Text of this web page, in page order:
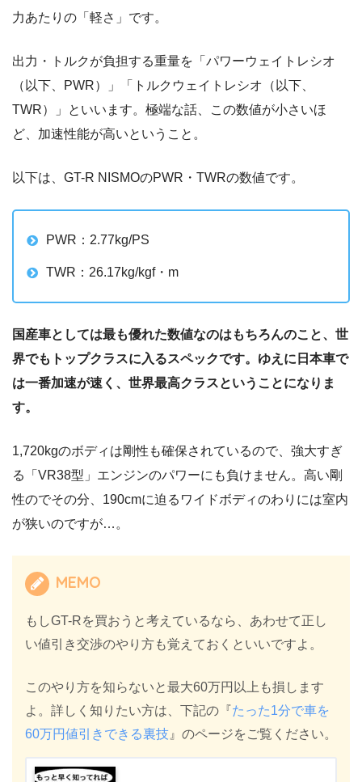
力あたりの「軽さ」です。
出力・トルクが負担する重量を「パワーウェイトレシオ
（以下、PWR）」「トルクウェイトレシオ（以下、
TWR）」といいます。極端な話、この数値が小さいほ
ど、加速性能が高いということ。
以下は、GT-R NISMOのPWR・TWRの数値です。
PWR：2.77kg/PS
TWR：26.17kg/kgf・m
国産車としては最も優れた数値なのはもちろんのこと、世
界でもトップクラスに入るスペックです。ゆえに日本車で
は一番加速が速く、世界最高クラスということになりま
す。
1,720kgのボディは剛性も確保されているので、強大すぎ
る「VR38型」エンジンのパワーにも負けません。高い剛
性のでその分、190cmに迫るワイドボディのわりには室内
が狭いのですが…。
MEMO
もしGT-Rを買おうと考えているなら、あわせて正し
い値引き交渉のやり方も覚えておくといいですよ。
このやり方を知らないと最大60万円以上も損します
よ。詳しく知りたい方は、下記の『たった1分で車を
60万円値引きできる裏技 』のページをご覧ください。